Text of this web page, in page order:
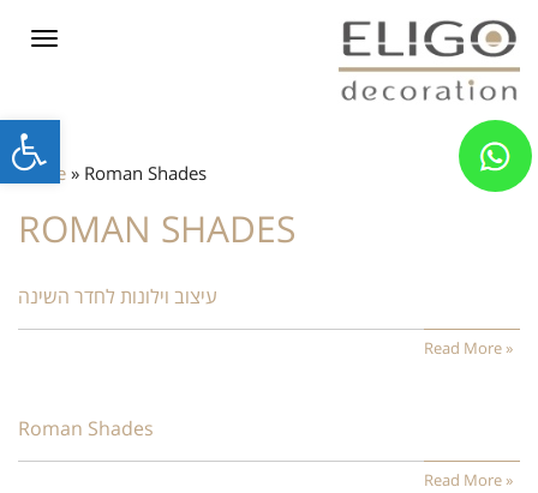
Open
toolbar
Toggle
home » Roman Shades
ROMAN SHADES
עיצוב וילונות לחדר השינה
Read More »
Roman Shades
Read More »